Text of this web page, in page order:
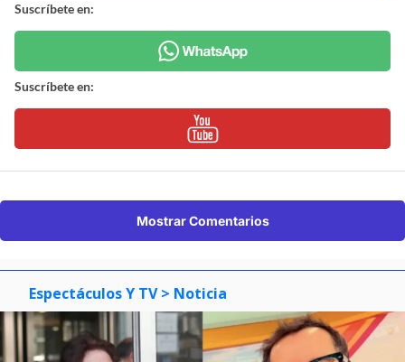
Suscríbete en:
Suscríbete en:
Mostrar Comentarios
Espectáculos Y TV > Noticia